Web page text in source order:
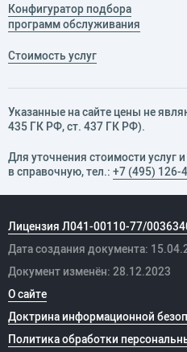
Конфигуратор подбора
программ обслуживания
Стоимость услуг
Указанные на сайте цены не
435 ГК РФ, cт. 437 ГК РФ).
Для уточнения стоимости услуг
в справочную, тел.: +7 (495) 126-
Лицензия Л041-00110-77/
Дата создания документа:
Документ изменён: 28.12.2023
О сайте
Доктрина информационной
Политика обработки